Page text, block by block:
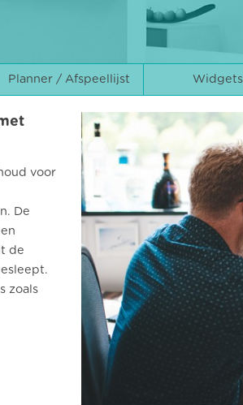
Planner / Afspeellijst Widgets
voor
De
de
zoals